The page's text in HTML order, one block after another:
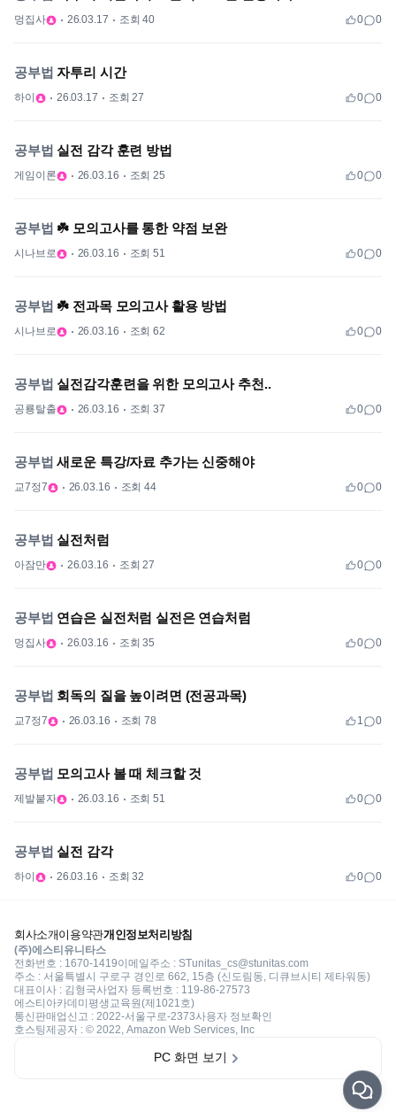
멍집사 26.03.17 조회 40 0 0
공부법 자투리 시간
하이 26.03.17 조회 27 0 0
공부법 실전 감각 훈련 방법
게임이론 26.03.16 조회 25 0 0
공부법 ☘️ 모의고사를 통한 약점 보완
시나브로 26.03.16 조회 51 0 0
공부법 ☘️ 전과목 모의고사 활용 방법
시나브로 26.03.16 조회 62 0 0
공부법 실전감각훈련을 위한 모의고사 추천..
공룡탈출 26.03.16 조회 37 0 0
공부법 새로운 특강/자료 추가는 신중해야
교7정7 26.03.16 조회 44 0 0
공부법 실전처럼
아잠만 26.03.16 조회 27 0 0
공부법 연습은 실전처럼 실전은 연습처럼
멍집사 26.03.16 조회 35 0 0
공부법 회독의 질을 높이려면 (전공과목)
교7정7 26.03.16 조회 78 1 0
공부법 모의고사 볼 때 체크할 것
제발붙자 26.03.16 조회 51 0 0
공부법 실전 감각
하이 26.03.16 조회 32 0 0
회사소개이용약관개인정보처리방침
(주)에스티유니타스
전화번호 : 1670-1419이메일주소 : STunitas_cs@stunitas.com
주소 : 서울특별시 구로구 경인로 662, 15층 (신도림동, 디큐브시티 제타워동)
대표이사 : 김형국사업자 등록번호 : 119-86-27573
에스티아카데미평생교육원(제1021호)
통신판매업신고 : 2022-서울구로-2373사용자 정보확인
호스팅제공자 : © 2022, Amazon Web Services, Inc
PC 화면 보기